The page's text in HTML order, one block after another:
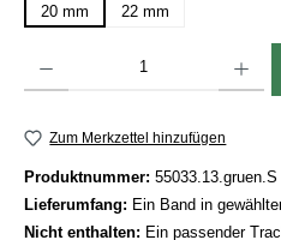
20 mm
22 mm
Zum Merkzettel hinzufügen
Produktnummer: 55033.13.gruen.S
Lieferumfang: Ein Band in
Nicht enthalten: Ein passender